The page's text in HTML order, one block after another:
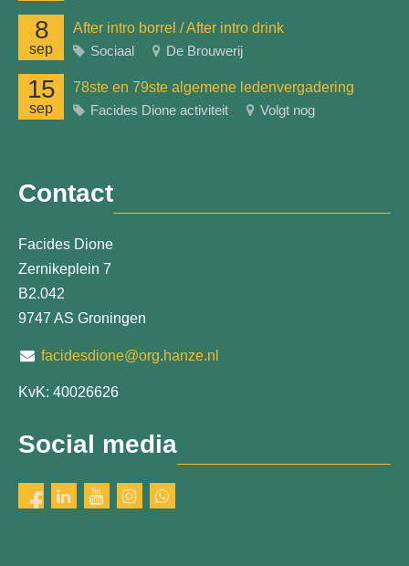
8
sep
After intro borrel / After intro drink
Sociaal
De Brouwerij
15
sep
78ste en 79ste algemene ledenvergadering
Facides Dione activiteit
Volgt nog
Contact
Facides Dione
Zernikeplein 7
B2.042
9747 AS Groningen
facidesdione@org.hanze.nl
KvK: 40026626
Social media